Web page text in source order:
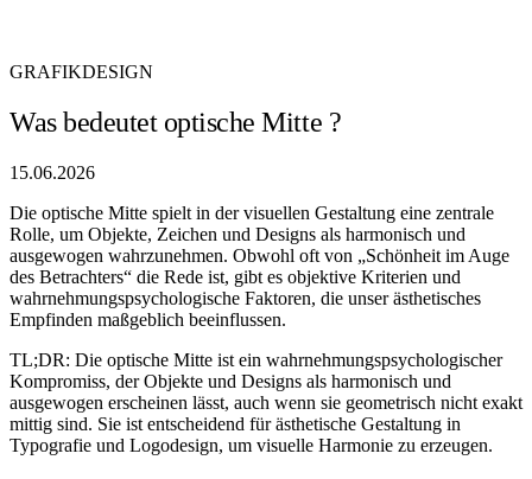
GRAFIKDESIGN
Was bedeutet optische Mitte ?
15.06.2026
Die optische Mitte spielt in der visuellen Gestaltung eine zentrale
Rolle, um Objekte, Zeichen und Designs als harmonisch und
ausgewogen wahrzunehmen. Obwohl oft von „Schönheit im Auge
des Betrachters“ die Rede ist, gibt es objektive Kriterien und
wahrnehmungspsychologische Faktoren, die unser ästhetisches
Empfinden maßgeblich beeinflussen.
TL;DR: Die optische Mitte ist ein wahrnehmungspsychologischer
Kompromiss, der Objekte und Designs als harmonisch und
ausgewogen erscheinen lässt, auch wenn sie geometrisch nicht exakt
mittig sind. Sie ist entscheidend für ästhetische Gestaltung in
Typografie und Logodesign, um visuelle Harmonie zu erzeugen.